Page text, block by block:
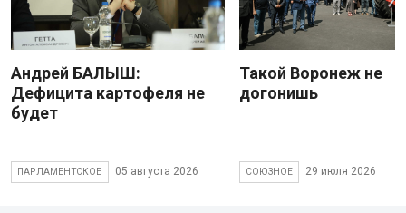
Андрей БАЛЫШ:
Дефицита картофеля не
будет
ПАРЛАМЕНТСКОЕ 05 августа 2026
Такой Воронеж не
догонишь
СОЮЗНОЕ 29 июля 2026